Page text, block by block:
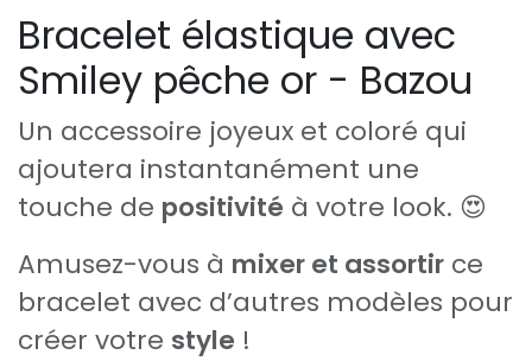
Bracelet élastique avec
Smiley pêche or - Bazou
Un accessoire joyeux et coloré qui
ajoutera instantanément une
touche de positivité à votre look. 😍
Amusez-vous à mixer et assortir ce
bracelet avec d’autres modèles pour
créer votre style !